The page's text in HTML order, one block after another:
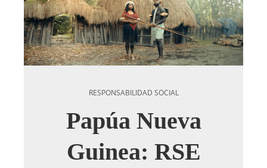
RESPONSABILIDAD SOCIAL
Papúa Nueva
Guinea: RSE